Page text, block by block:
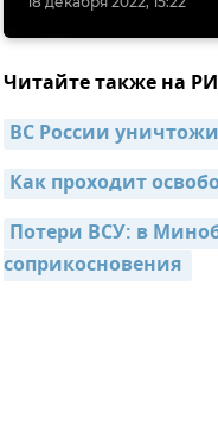
Читайте также на
ВС России
Как проходит
Потери ВСУ: в
соприкосновения